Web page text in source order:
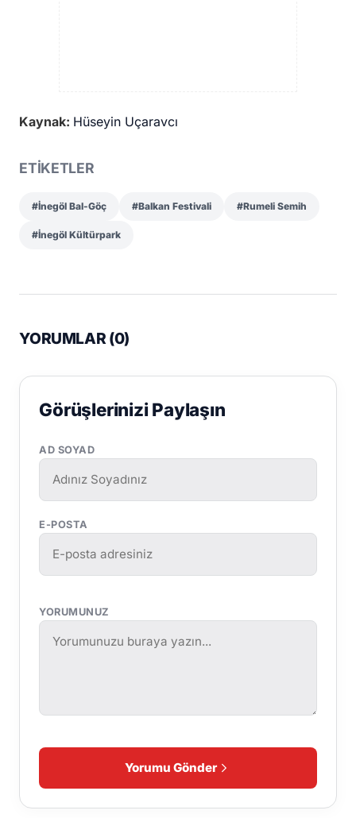
Kaynak: Hüseyin Uçaravcı
ETİKETLER
#İnegöl Bal-Göç #Balkan Festivali #Rumeli Semih
#İnegöl Kültürpark
YORUMLAR (0)
Görüşlerinizi Paylaşın
AD SOYAD
E-POSTA
YORUMUNUZ
Yorumu Gönder